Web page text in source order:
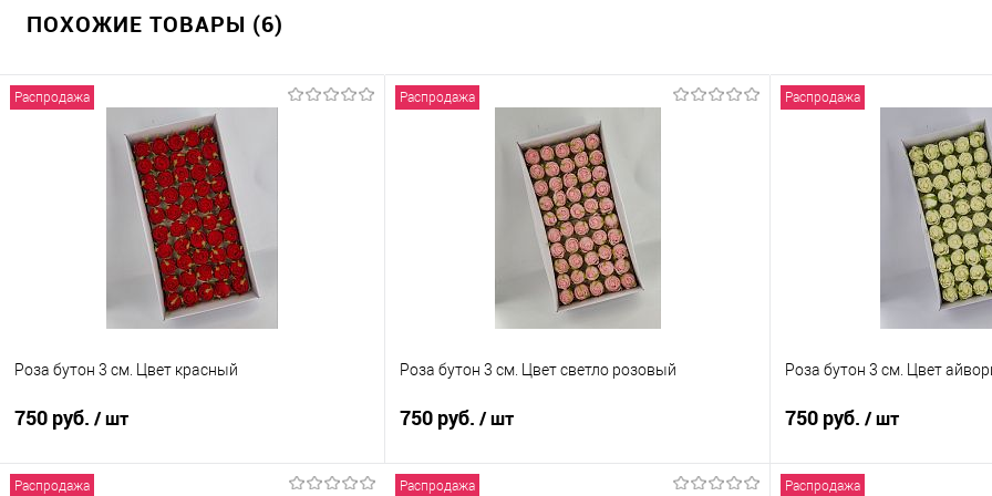
ПОХОЖИЕ ТОВАРЫ (6)
Распродажа
Роза бутон 3 см. Цвет красный
750 руб. / шт
Распродажа
Роза бутон 3 см. Цвет светло розовый
750 руб. / шт
Распродажа
Роза бутон 3 см. Цвет
750 руб. / шт
Распродажа Распродажа Распродажа